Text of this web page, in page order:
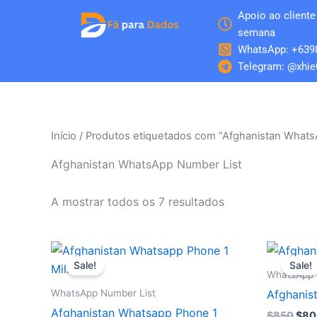
Apoio ao
semana
WhatsApp:
Telegram:
Início / Produtos etiquetados com “Afghanistan
Afghanistan WhatsApp Number List
A mostrar todos os 7 resultados
Sale!
WhatsApp Number List
Afghanistan Whatsapp Phone 1
O
preço
original
$2.550.
O
preço
$2.500.
Sale!
WhatsApp
O